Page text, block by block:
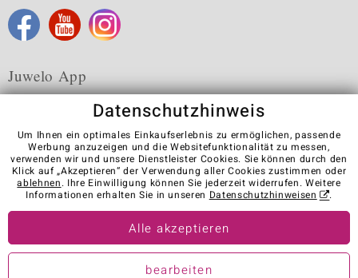
Juwelo App
Karriere AGB Datenschutz Cookies
Impressum
Kontakt
Vertrag widerrufen
Visit our stores in other countries:
© Juwelo Deutschland GmbH (ein Tochterunternehmen der elumeo
Datenschutzhinweis
Um Ihnen ein optimales Einkaufserlebnis zu ermöglichen, passende
Werbung anzuzeigen und die Websitefunktionalität zu messen,
verwenden wir und unsere Dienstleister Cookies. Sie können durch den
Klick auf „Akzeptieren“ der Verwendung aller Cookies zustimmen oder
ablehnen. Ihre Einwilligung können Sie jederzeit widerrufen. Weitere
Informationen erhalten Sie in unseren Datenschutzhinweisen .
Alle akzeptieren
bearbeiten